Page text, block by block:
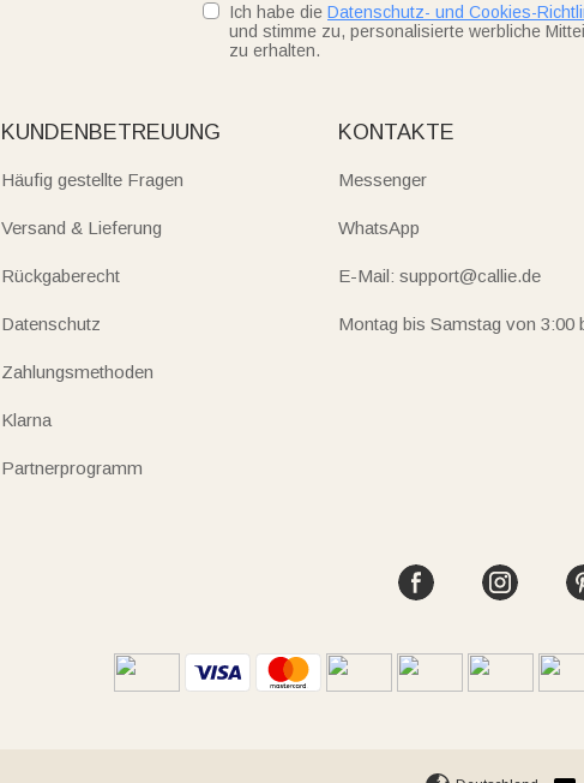
Ich habe die Datenschutz- und Cookies-
und stimme zu, personalisierte werbliche
zu erhalten.
KUNDENBETREUUNG
Häufig gestellte Fragen
Versand & Lieferung
Rückgaberecht
Datenschutz
Zahlungsmethoden
Klarna
Partnerprogramm
KONTAKTE
Messenger
WhatsApp
E-Mail: support@callie.de
Montag bis Samstag von 3:00